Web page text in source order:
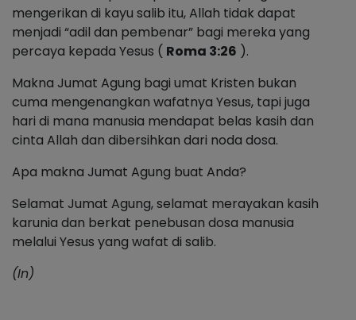
mengerikan di kayu salib itu, Allah tidak dapat
menjadi “adil dan pembenar” bagi mereka yang
percaya kepada Yesus ( Roma 3:26 ).
Makna Jumat Agung bagi umat Kristen bukan
cuma mengenangkan wafatnya Yesus, tapi juga
hari di mana manusia mendapat belas kasih dan
cinta Allah dan dibersihkan dari noda dosa.
Apa makna Jumat Agung buat Anda?
Selamat Jumat Agung, selamat merayakan kasih
karunia dan berkat penebusan dosa manusia
melalui Yesus yang wafat di salib.
(In)